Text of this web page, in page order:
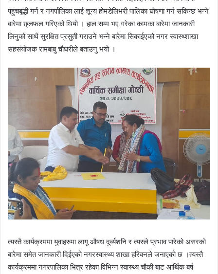
पहुचबृद्धी गर्न र नगर्पालिका लाई शून्य होमडेलिभरी पालिका घोषणा गर्न सकिन्छ भन्ने
बारेमा छ्लफल गरिएको थियो । हाल सम्म भए गरेका कामका बारेमा जानकारी
लिनुको साथै सुरक्षित प्रसुती गराउने भन्ने बारेमा सिकाईएको नगर स्वास्थ्शाखा
सहसंयोजक रामबाबु चौधरीले बताउनु भयो ।
त्यस्तै कार्यक्रममा युवाहरुमा लागू औषध दुर्ब्यशनि र त्यस्ले प्रभाव पारेको असरको
बारेमा समेत जानकारी दिईएको नगरस्वास्थ्य शाखा हरिवनले जनाएको छ ।त्यस्तै
कार्यक्रममा नगरपालिका भित्र रहेका विभिन्न स्वास्थ्य चौकी बाट आर्थिक बर्ष